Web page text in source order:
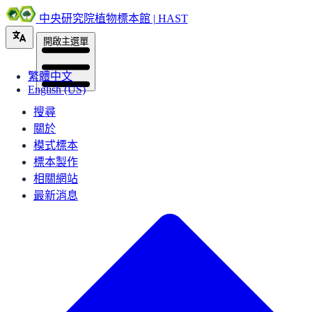
中央研究院植物標本館 | HAST
繁體中文
English (US)
開啟主選單
搜尋
關於
模式標本
標本製作
相關網站
最新消息